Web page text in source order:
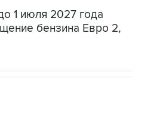
1 июля 2027 года
бензина Евро 2,